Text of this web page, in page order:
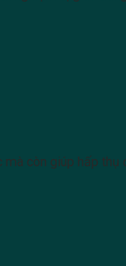
còn giúp hấp thụ